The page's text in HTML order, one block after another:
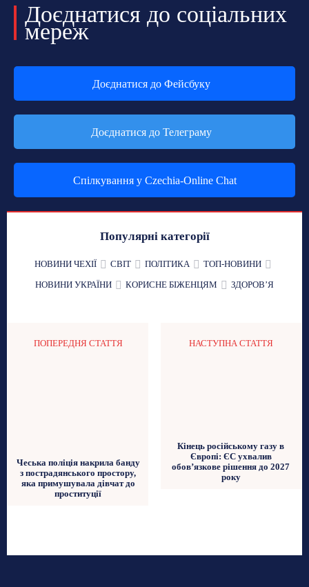
Доєднатися до соціальних
мереж
Доєднатися до Фейсбуку
Доєднатися до Телеграму
Спілкування у Czechia-Online Chat
Популярні категорії
НОВИНИ ЧЕХІЇ СВІТ ПОЛІТИКА
ТОП-НОВИНИ
НОВИНИ УКРАЇНИ
КОРИСНЕ БІЖЕНЦЯМ ЗДОРОВʼЯ
ПОПЕРЕДНЯ СТАТТЯ
Чеська поліція накрила банду
з пострадянського простору,
яка примушувала дівчат до
проституції
НАСТУПНА СТАТТЯ
Кінець російському газу в
Європі: ЄС ухвалив
обов’язкове рішення до 2027
року